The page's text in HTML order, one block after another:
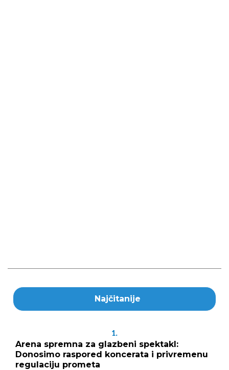
Najčitanije
1.
Arena spremna za glazbeni spektakl:
Donosimo raspored koncerata i privremenu
regulaciju prometa